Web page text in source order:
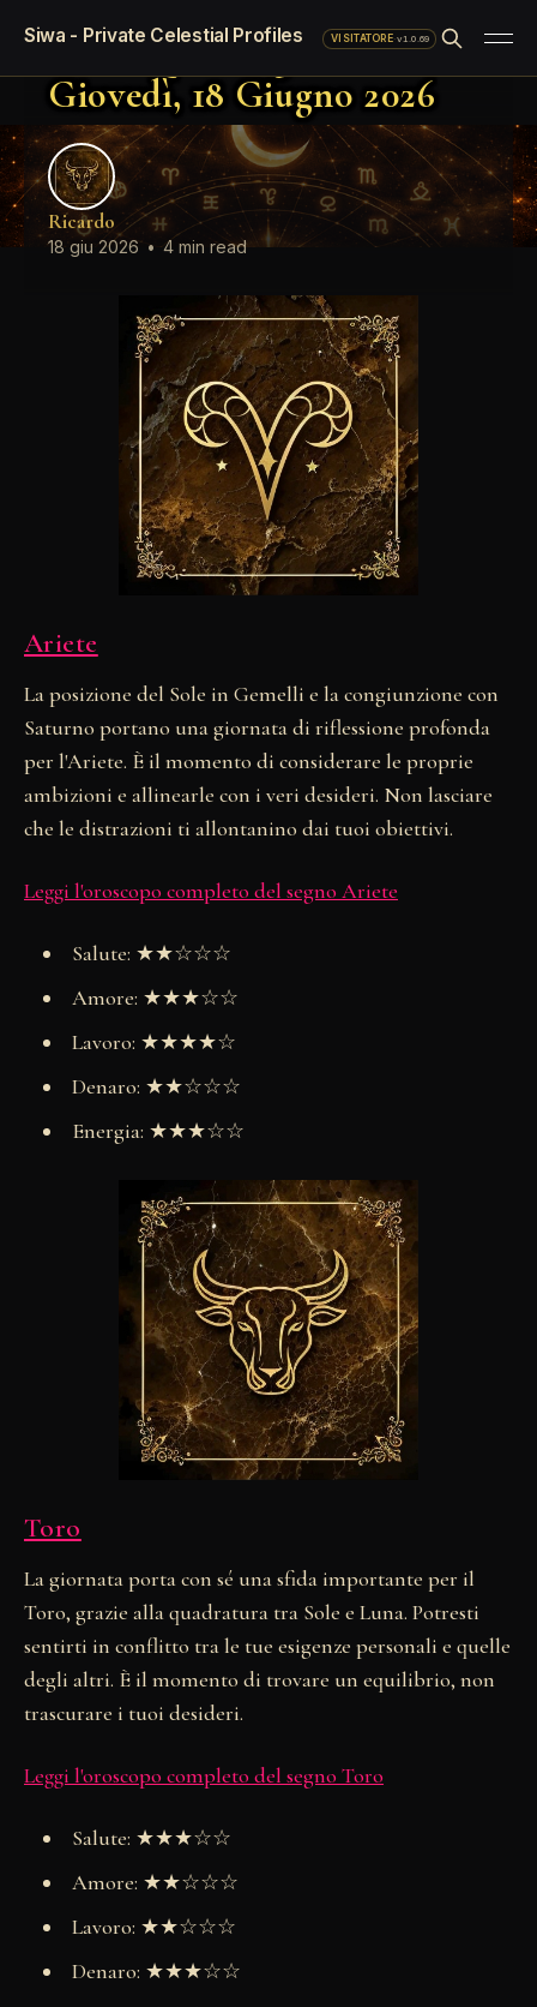
Siwa - Private Celestial Profiles VISITATORE·v1.0.69
Oroscopo del giorno
Giovedì, 18 Giugno 2026
Ricardo
18 giu 2026 • 4 min read
Ariete
La posizione del Sole in Gemelli e la congiunzione con
Saturno portano una giornata di riflessione profonda
per l'Ariete. È il momento di considerare le proprie
ambizioni e allinearle con i veri desideri. Non lasciare
che le distrazioni ti allontanino dai tuoi obiettivi.
Leggi l'oroscopo completo del segno Ariete
Salute: ★★☆☆☆
Amore: ★★★☆☆
Lavoro: ★★★★☆
Denaro: ★★☆☆☆
Energia: ★★★☆☆
Toro
La giornata porta con sé una sfida importante per il
Toro, grazie alla quadratura tra Sole e Luna. Potresti
sentirti in conflitto tra le tue esigenze personali e quelle
degli altri. È il momento di trovare un equilibrio, non
trascurare i tuoi desideri.
Leggi l'oroscopo completo del segno Toro
Salute: ★★★☆☆
Amore: ★★☆☆☆
Lavoro: ★★☆☆☆
Denaro: ★★★☆☆